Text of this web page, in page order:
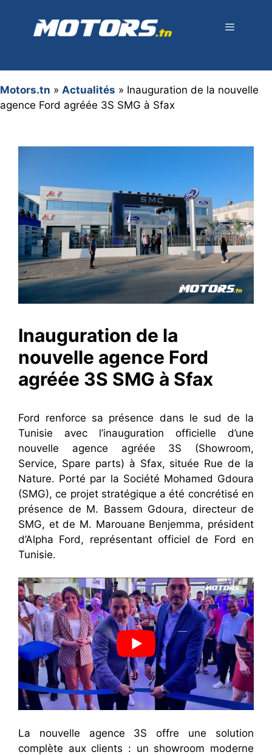
contenu
Motors.tn » Actualités » Inauguration de la nouvelle
agence Ford agréée 3S SMG à Sfax
Inauguration de la
nouvelle agence Ford
agréée 3S SMG à Sfax
Ford renforce sa présence dans le sud de la
Tunisie avec l’inauguration officielle d’une
nouvelle agence agréée 3S (Showroom,
Service, Spare parts) à Sfax, située Rue de la
Nature. Porté par la Société Mohamed Gdoura
(SMG), ce projet stratégique a été concrétisé en
présence de M. Bassem Gdoura, directeur de
SMG, et de M. Marouane Benjemma, président
d’Alpha Ford, représentant officiel de Ford en
Tunisie.
La nouvelle agence 3S offre une solution
complète aux clients : un showroom moderne